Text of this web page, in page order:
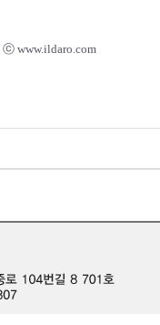
www.ildaro.com